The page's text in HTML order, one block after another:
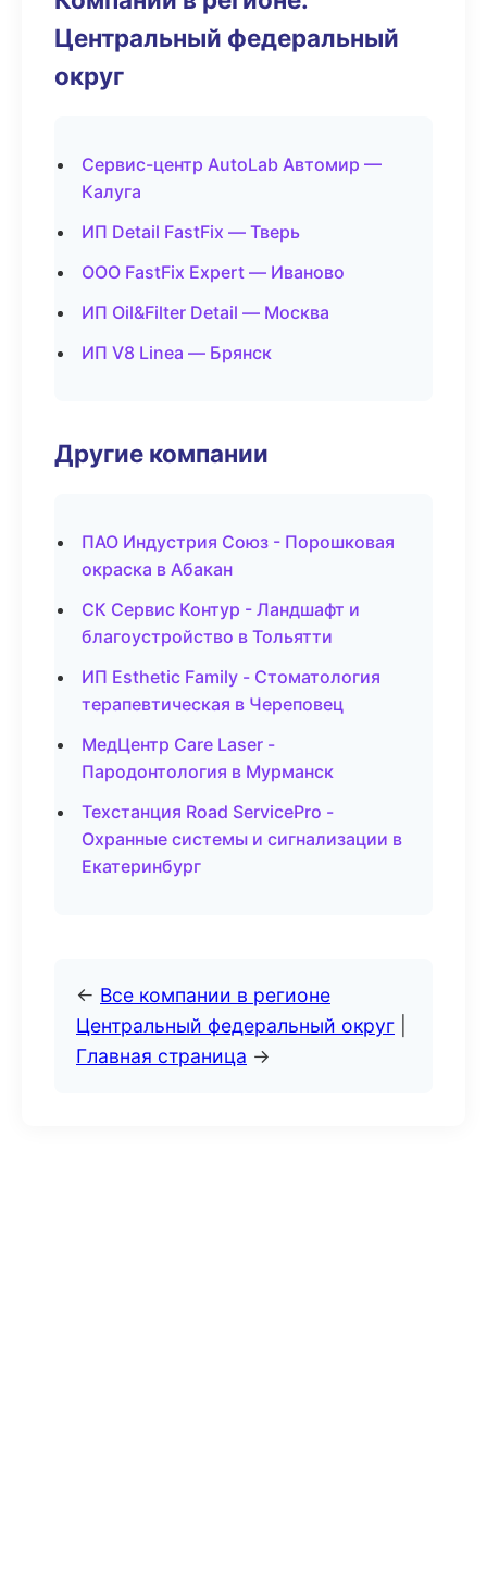
Центральный федеральный
округ
Сервис-центр AutoLab Автомир —
Калуга
ИП Detail FastFix — Тверь
ООО FastFix Expert — Иваново
ИП Oil&Filter Detail — Москва
ИП V8 Linea — Брянск
Другие компании
ПАО Индустрия Союз - Порошковая
окраска в Абакан
СК Сервис Контур - Ландшафт и
благоустройство в Тольятти
ИП Esthetic Family - Стоматология
терапевтическая в Череповец
МедЦентр Care Laser -
Пародонтология в Мурманск
Техстанция Road ServicePro -
Охранные системы и сигнализации в
Екатеринбург
← Все компании в регионе
Центральный федеральный округ
Главная страница →